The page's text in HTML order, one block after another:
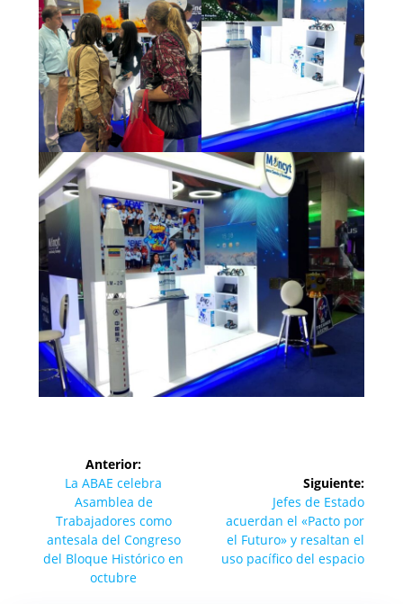
Navegación
entradas
Anterior:
Entrada
anterior:
La ABAE celebra
Asamblea de
Trabajadores como
antesala del Congreso
del Bloque Histórico en
octubre
Siguiente:
Siguiente
entrada:
Jefes de Estado
acuerdan el «Pacto por
el Futuro» y resaltan el
uso pacífico del espacio